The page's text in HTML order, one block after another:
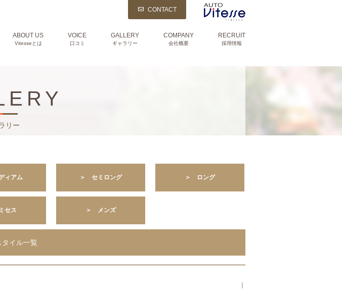
CONTACT
ABOUT US
Vitesseとは
VOICE
口コミ
GALLERY
ギャラリー
COMPANY
会社概要
RECRUIT
採用情報
リー
ィアム ＞ セミロング ＞ ロング
セス ＞ メンズ
イル一覧